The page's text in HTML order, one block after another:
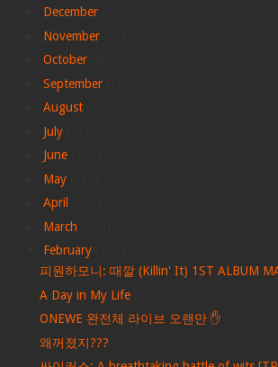
December
November
October
September
August
July
June
May
April
March
February
피원하모니: 때깔 (Killin' It) 1ST ALBUM
A Day in My Life
ONEWE 완전체 라이브 오랜만 ✋
왜꺼졌지???